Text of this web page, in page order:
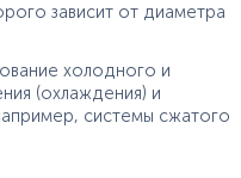
зависит от диаметра
холодного и
(охлаждения) и
системы сжатого